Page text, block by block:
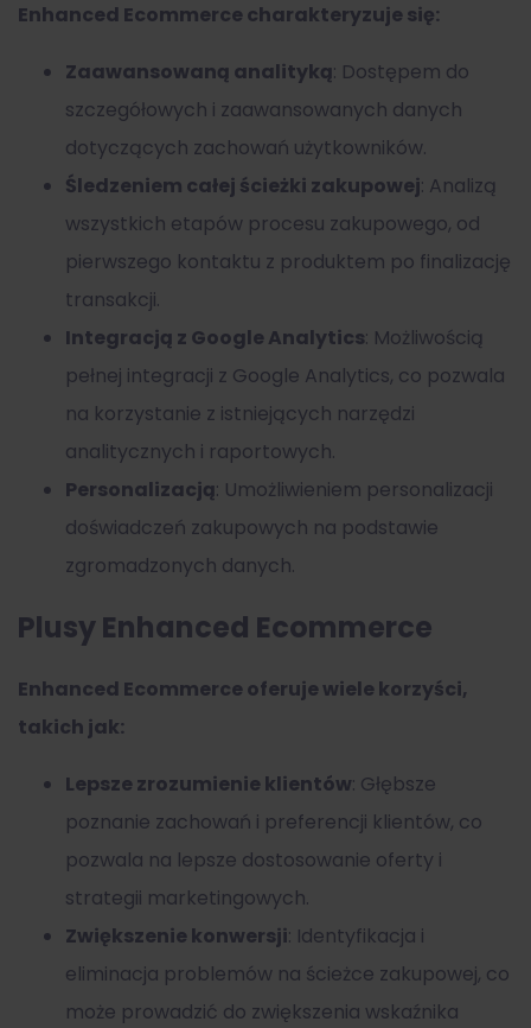
Enhanced Ecommerce charakteryzuje się:
Zaawansowaną analityką: Dostępem do
szczegółowych i zaawansowanych danych
dotyczących zachowań użytkowników.
Śledzeniem całej ścieżki zakupowej: Analizą
wszystkich etapów procesu zakupowego, od
pierwszego kontaktu z produktem po finalizację
transakcji.
Integracją z Google Analytics: Możliwością
pełnej integracji z Google Analytics, co pozwala
na korzystanie z istniejących narzędzi
analitycznych i raportowych.
Personalizacją: Umożliwieniem personalizacji
doświadczeń zakupowych na podstawie
zgromadzonych danych.
Plusy Enhanced Ecommerce
Enhanced Ecommerce oferuje wiele korzyści,
takich jak:
Lepsze zrozumienie klientów: Głębsze
poznanie zachowań i preferencji klientów, co
pozwala na lepsze dostosowanie oferty i
strategii marketingowych.
Zwiększenie konwersji: Identyfikacja i
eliminacja problemów na ścieżce zakupowej, co
może prowadzić do zwiększenia wskaźnika